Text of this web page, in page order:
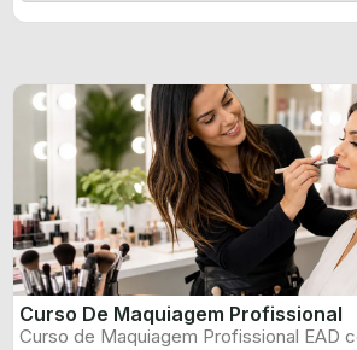
Curso De Maquiagem Profissional
Curso de Maquiagem Profissional EAD